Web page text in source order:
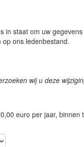
in staat om uw
ons ledenbestand.
wij u deze
euro per jaar,